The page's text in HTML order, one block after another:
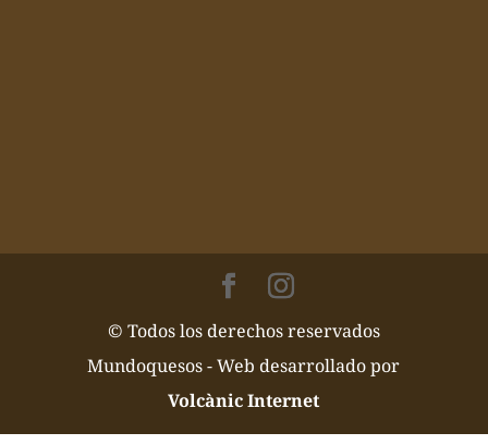
© Todos los derechos reservados
Mundoquesos - Web desarrollado por
Volcànic Internet